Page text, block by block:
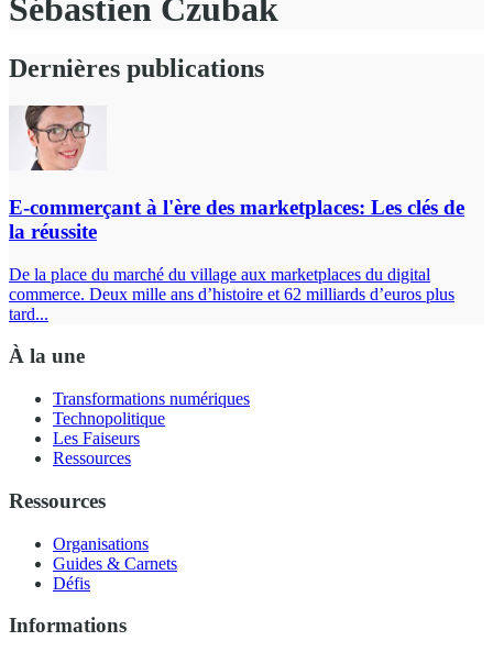
Sébastien Czubak
Dernières publications
E-commerçant à l'ère des marketplaces: Les clés de
la réussite
De la place du marché du village aux marketplaces du digital
commerce. Deux mille ans d’histoire et 62 milliards d’euros plus
tard...
À la une
Transformations numériques
Technopolitique
Les Faiseurs
Ressources
Ressources
Organisations
Guides & Carnets
Défis
Informations